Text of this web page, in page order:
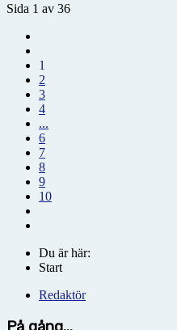
Sida 1 av 36
1
2
3
4
...
6
7
8
9
10
Du är här:
Start
Redaktör